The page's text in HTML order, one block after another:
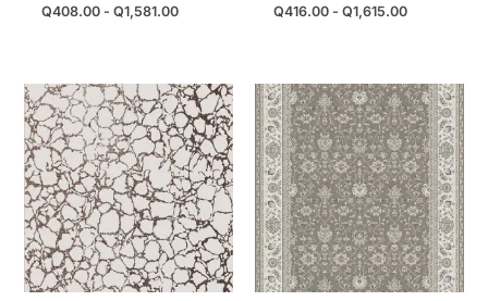
Q408.00 - Q1,581.00Rango
hasta
Q1,581.00
Q416.00 - Q1,615.00Rango
hasta
Q1,615.00